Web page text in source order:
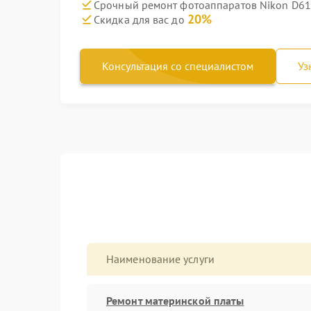
Срочный ремонт фотоаппаратов Nikon
Скидка для вас до 20%
Консультация со специалистом
Наименование услуги
Ремонт материнской платы